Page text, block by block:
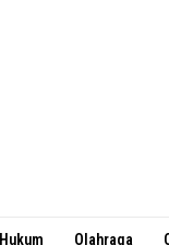
Hukum Olahraga